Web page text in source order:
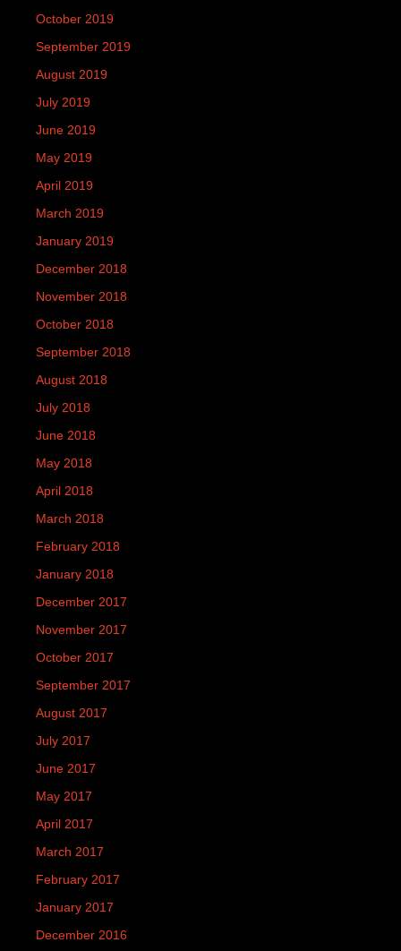
October 2019
September 2019
August 2019
July 2019
June 2019
May 2019
April 2019
March 2019
January 2019
December 2018
November 2018
October 2018
September 2018
August 2018
July 2018
June 2018
May 2018
April 2018
March 2018
February 2018
January 2018
December 2017
November 2017
October 2017
September 2017
August 2017
July 2017
June 2017
May 2017
April 2017
March 2017
February 2017
January 2017
December 2016